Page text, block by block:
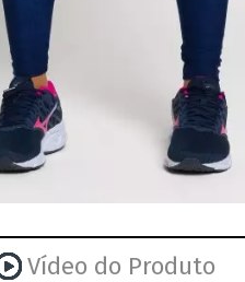
Vídeo do Produto